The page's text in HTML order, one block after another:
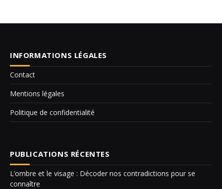
INFORMATIONS LÉGALES
Contact
Mentions légales
Politique de confidentialité
PUBLICATIONS RÉCENTES
L’ombre et le visage : Décoder nos contradictions pour se
connaître